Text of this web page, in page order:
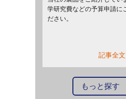
学研究費などの予算申請に
ださい。
記事全
もっと探す